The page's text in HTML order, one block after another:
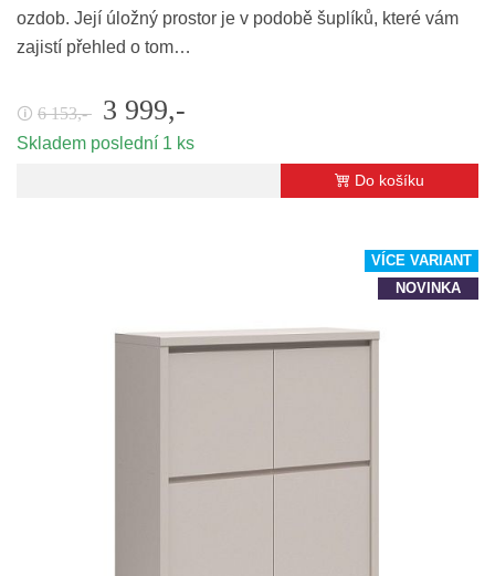
ozdob. Její úložný prostor je v podobě šuplíků, které vám
zajistí přehled o tom…
🛈 6 153,- 3 999,-
Skladem poslední 1 ks
Do košíku
VÍCE VARIANT
NOVINKA